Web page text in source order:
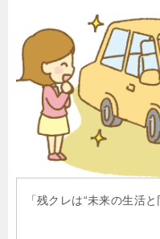
「残クレは“未来の生活